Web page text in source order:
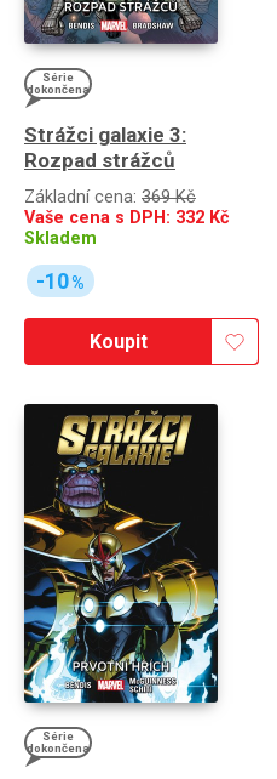
Série
dokončena
Strážci galaxie 3:
Rozpad strážců
Základní cena: 369 Kč
Vaše cena s DPH: 332 Kč
Skladem
-10%
Koupit
Série
dokončena